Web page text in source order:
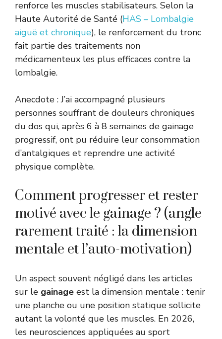
renforce les muscles stabilisateurs. Selon la
Haute Autorité de Santé (HAS – Lombalgie
aiguë et chronique), le renforcement du tronc
fait partie des traitements non
médicamenteux les plus efficaces contre la
lombalgie.
Anecdote : J’ai accompagné plusieurs
personnes souffrant de douleurs chroniques
du dos qui, après 6 à 8 semaines de gainage
progressif, ont pu réduire leur consommation
d’antalgiques et reprendre une activité
physique complète.
Comment progresser et rester
motivé avec le gainage ? (angle
rarement traité : la dimension
mentale et l’auto-motivation)
Un aspect souvent négligé dans les articles
sur le gainage est la dimension mentale : tenir
une planche ou une position statique sollicite
autant la volonté que les muscles. En 2026,
les neurosciences appliquées au sport